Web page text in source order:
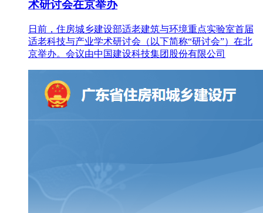
术研讨会在京举办
日前，住房城乡建设部适老建筑与环境重点实验室首届
适老科技与产业学术研讨会（以下简称“研讨会”）在北
京举办。会议由中国建设科技集团股份有限公司